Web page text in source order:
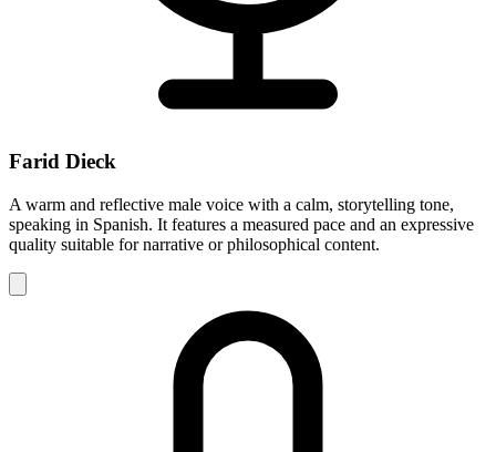
Farid Dieck
A warm and reflective male voice with a calm, storytelling tone,
speaking in Spanish. It features a measured pace and an expressive
quality suitable for narrative or philosophical content.